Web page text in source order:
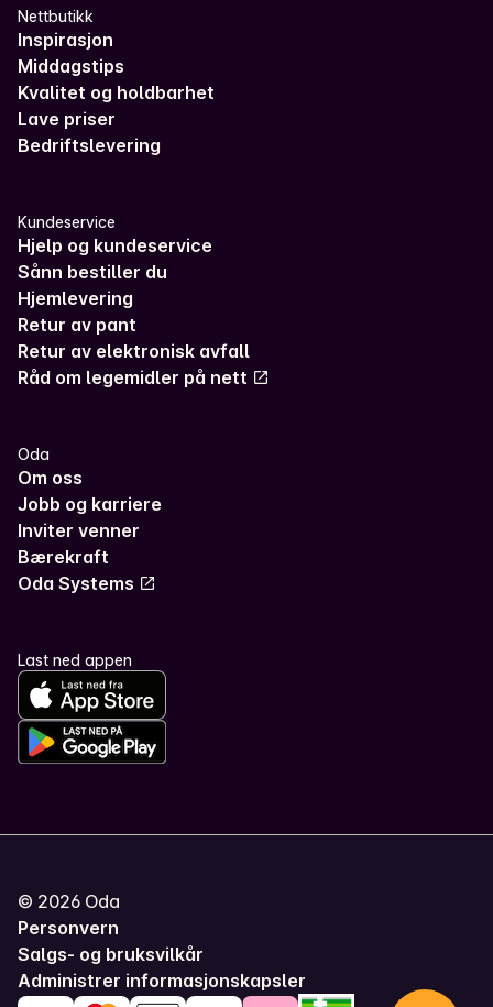
Nettbutikk
Inspirasjon
Middagstips
Kvalitet og holdbarhet
Lave priser
Bedriftslevering
Kundeservice
Hjelp og kundeservice
Sånn bestiller du
Hjemlevering
Retur av pant
Retur av elektronisk avfall
Råd om legemidler på nett
Oda
Om oss
Jobb og karriere
Inviter venner
Bærekraft
Oda Systems
Last ned appen
© 2026 Oda
Personvern
Salgs- og bruksvilkår
Administrer informasjonskapsler